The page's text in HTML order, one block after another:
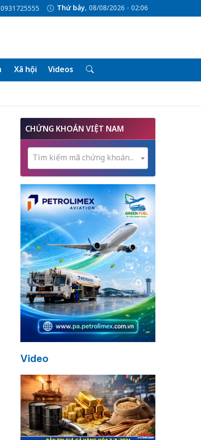
Thứ bảy, 08/08/2026 - 02:06
Xã hội Videos
CHỨNG KHOÁN VIỆT NAM
Tìm kiếm mã chứng khoán...
Video